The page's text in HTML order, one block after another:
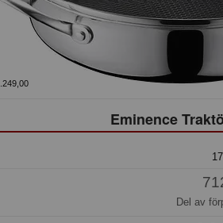
Eminence
Del av